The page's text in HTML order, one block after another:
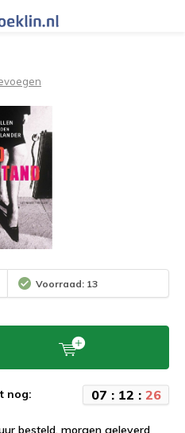
Voorraad: 13
nog: 07 : 12 : 26
besteld, morgen geleverd